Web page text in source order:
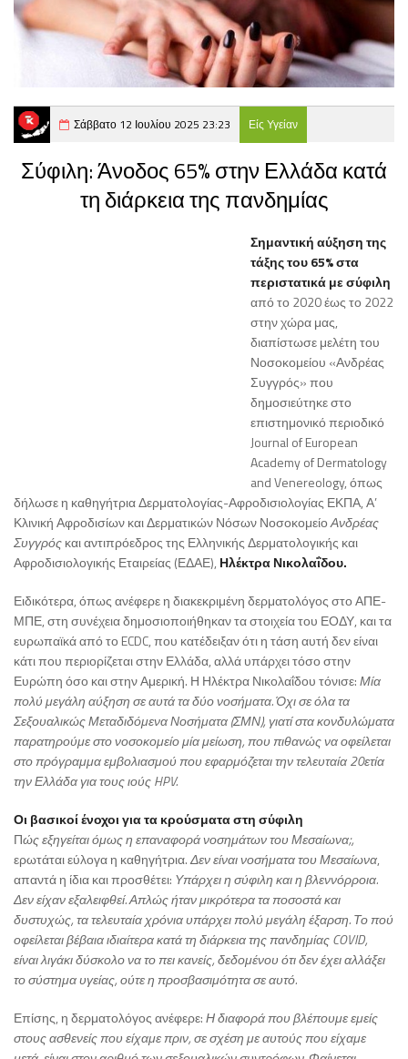
Σάββατο 12 Ιουλίου 2025 23:23 Είς Υγείαν
Σύφιλη: Άνοδος 65% στην Ελλάδα κατά
τη διάρκεια της πανδημίας
Σημαντική αύξηση της
τάξης του 65% στα
περιστατικά με σύφιλη
από το 2020 έως το 2022
στην χώρα μας,
διαπίστωσε μελέτη του
Νοσοκομείου «Ανδρέας
Συγγρός» που
δημοσιεύτηκε στο
επιστημονικό περιοδικό
Journal of European
Academy of Dermatology
and Venereology, όπως
δήλωσε η καθηγήτρια Δερματολογίας-Αφροδισιολογίας ΕΚΠΑ, Α’
Κλινική Αφροδισίων και Δερματικών Νόσων ΝοσοκομείοΑνδρέας
Συγγρόςκαι αντιπρόεδρος της Ελληνικής Δερματολογικής και
Αφροδισιολογικής Εταιρείας (ΕΔΑΕ), Ηλέκτρα Νικολαΐδου.
Ειδικότερα, όπως ανέφερε η διακεκριμένη δερματολόγος στο ΑΠΕ-
ΜΠΕ, στη συνέχεια δημοσιοποιήθηκαν τα στοιχεία του ΕΟΔΥ, και τα
ευρωπαϊκά από το ECDC, που κατέδειξαν ότι η τάση αυτή δεν είναι
κάτι που περιορίζεται στην Ελλάδα, αλλά υπάρχει τόσο στην
Ευρώπη όσο και στην Αμερική. Η Ηλέκτρα Νικολαΐδου τόνισε:Μία
πολύ μεγάλη αύξηση σε αυτά τα δύο νοσήματα. Όχι σε όλα τα
Σεξουαλικώς Μεταδιδόμενα Νοσήματα (ΣΜΝ), γιατί στα κονδυλώματα
παρατηρούμε στο νοσοκομείο μία μείωση, που πιθανώς να οφείλεται
στο πρόγραμμα εμβολιασμού που εφαρμόζεται την τελευταία 20ετία
την Ελλάδα για τους ιούς HPV.
Οι βασικοί ένοχοι για τα κρούσματα στη σύφιλη
Πώς εξηγείται όμως η επαναφορά νοσημάτων του Μεσαίωνα;,
ερωτάται εύλογα η καθηγήτρια.Δεν είναι νοσήματα του Μεσαίωνα,
απαντά η ίδια και προσθέτει: Υπάρχει η σύφιλη και η βλεννόρροια.
Δεν είχαν εξαλειφθεί. Απλώς ήταν μικρότερα τα ποσοστά και
δυστυχώς, τα τελευταία χρόνια υπάρχει πολύ μεγάλη έξαρση. Το πού
οφείλεται βέβαια ιδιαίτερα κατά τη διάρκεια της πανδημίας COVID,
είναι λιγάκι δύσκολο να το πει κανείς, δεδομένου ότι δεν έχει αλλάξει
το σύστημα υγείας, ούτε η προσβασιμότητα σε αυτό.
Επίσης, η δερματολόγος ανέφερε:Η διαφορά που βλέπουμε εμείς
στους ασθενείς που είχαμε πριν, σε σχέση με αυτούς που είχαμε